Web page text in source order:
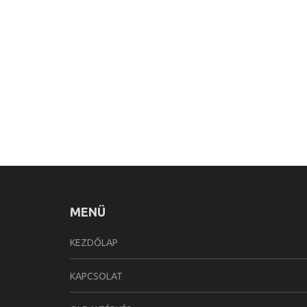
MENÜ
KEZDŐLAP
KAPCSOLAT